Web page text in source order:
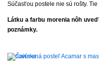
Súčasťou postele nie sú rošty.
Látku a farbu morenia nôh
poznámky.